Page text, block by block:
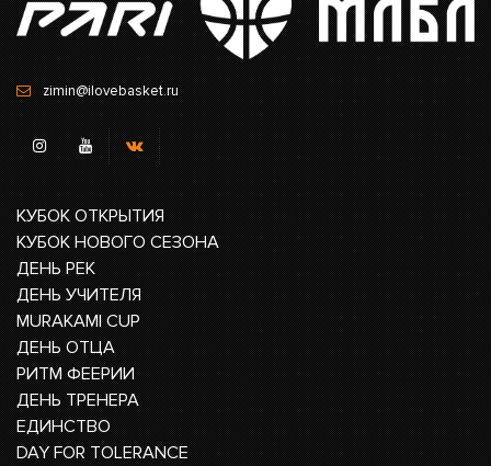
zimin@ilovebasket.ru
КУБОК ОТКРЫТИЯ
КУБОК НОВОГО СЕЗОНА
ДЕНЬ РЕК
ДЕНЬ УЧИТЕЛЯ
MURAKAMI CUP
ДЕНЬ ОТЦА
РИТМ ФЕЕРИИ
ДЕНЬ ТРЕНЕРА
ЕДИНСТВО
DAY FOR TOLERANCE